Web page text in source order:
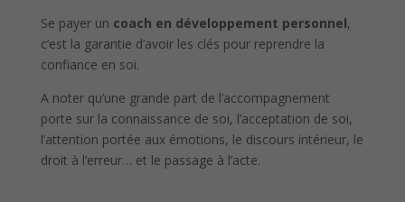
Se payer un coach en développement personnel,
c’est la garantie d’avoir les clés pour reprendre la
confiance en soi.
A noter qu’une grande part de l’accompagnement
porte sur la connaissance de soi, l’acceptation de soi,
l’attention portée aux émotions, le discours intérieur, le
droit à l’erreur… et le passage à l’acte.